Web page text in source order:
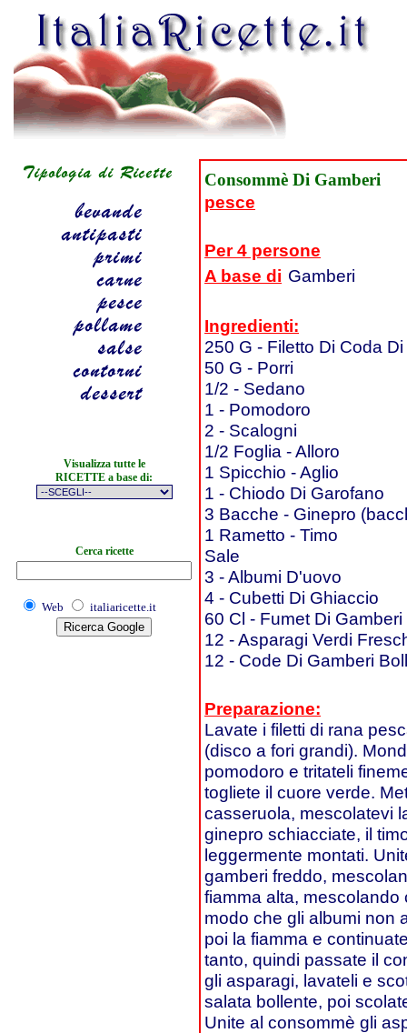
Visualizza tutte le
RICETTE a base di:
Cerca ricette
Web italiaricette.it
Consommè Di Gamberi
pesce
Per 4 persone
A base di Gamberi
Ingredienti:
250 G - Filetto Di Coda
50 G - Porri
1/2 - Sedano
1 - Pomodoro
2 - Scalogni
1/2 Foglia - Alloro
1 Spicchio - Aglio
1 - Chiodo Di Garofano
3 Bacche - Ginepro
1 Rametto - Timo
Sale
3 - Albumi D'uovo
4 - Cubetti Di Ghiaccio
60 Cl - Fumet Di Gamberi
12 - Asparagi Verdi
12 - Code Di Gamberi
Preparazione:
Lavate i filetti di rana
(disco a fori grandi).
pomodoro e tritateli
togliete il cuore verde.
casseruola, mescolatevi
ginepro schiacciate, il
leggermente montati.
gamberi freddo,
fiamma alta,
modo che gli albumi non
poi la fiamma e
tanto, quindi passate il
gli asparagi, lavateli e
salata bollente, poi
Unite al consommè gli